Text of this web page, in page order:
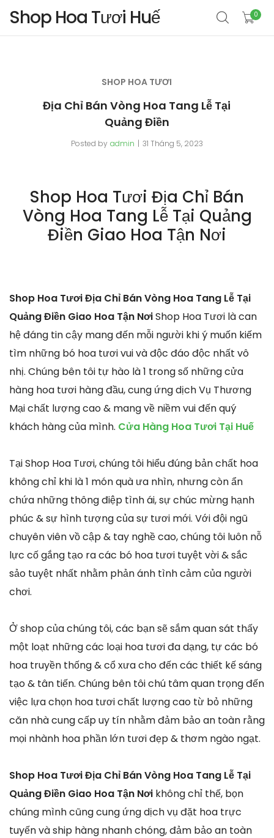
Shop Hoa Tươi Huế 0
SHOP HOA TƯƠI
Địa Chỉ Bán Vòng Hoa Tang Lễ Tại
Quảng Điền
Posted by admin 31 Tháng 5, 2023
Shop Hoa Tươi Địa Chỉ Bán
Vòng Hoa Tang Lễ Tại Quảng
Điền Giao Hoa Tận Nơi
Shop Hoa Tươi Địa Chỉ Bán Vòng Hoa Tang Lễ Tại
Quảng Điền Giao Hoa Tận NơiShop Hoa Tươi là can
hệ đáng tin cậy mang đến mỗi người khi ý muốn kiếm
tìm những bó hoa tươi vui và độc đáo độc nhất vô
nhị. Chúng bên tôi tự hào là 1 trong số những cửa
hàng hoa tươi hàng đầu, cung ứng dịch Vụ Thương
Mại chất lượng cao & mang về niềm vui đến quý
khách hàng của mình. Cửa Hàng Hoa Tươi Tại Huế
Tại Shop Hoa Tươi, chúng tôi hiểu đúng bản chất hoa
không chỉ khi là 1 món quà ưa nhìn, nhưng còn ẩn
chứa những thông điệp tình ái, sự chúc mừng hạnh
phúc & sự hình tượng của sự tươi mới. Với đội ngũ
chuyên viên vồ cập & tay nghề cao, chúng tôi luôn nỗ
lực cố gắng tạo ra các bó hoa tươi tuyệt vời & sắc
sảo tuyệt nhất nhằm phản ánh tình cảm của người
chơi.
Ở shop của chúng tôi, các bạn sẽ sắm quan sát thấy
một loạt những các loại hoa tươi đa dạng, tự các bó
hoa truyền thống & cổ xưa cho đến các thiết kế sáng
tạo & tân tiến. Chúng bên tôi chú tâm quan trọng đến
việc lựa chọn hoa tươi chất lượng cao từ bỏ những
căn nhà cung cấp uy tín nhằm đảm bảo an toàn rằng
mọi nhành hoa phần lớn tươi đẹp & thơm ngào ngạt.
Shop Hoa Tươi Địa Chỉ Bán Vòng Hoa Tang Lễ Tại
Quảng Điền Giao Hoa Tận Nơi không chỉ thế, bọn
chúng mình cũng cung ứng dịch vụ đặt hoa trực
tuyến và ship hàng nhanh chóng, đảm bảo an toàn